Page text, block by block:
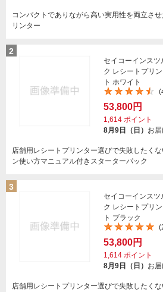
コンパクトでありながら高い実用性を両立さ
リンター
2
セイコーインスツ
ク レシートプリ
ト ホワイト
53,800円
1,614 ポイント
8月9日（日） お届
店舗用レシートプリンター選びで失敗したく
ン使い方マニュアル付きスターターパック
3
セイコーインスツ
ク レシートプリ
ト ブラック
53,800円
1,614 ポイント
8月9日（日） お届
店舗用レシートプリンター選びで失敗したく